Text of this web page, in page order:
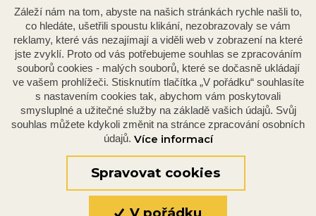
Náměstí Republiky 234/35, 301 00 Plzeň
© 2026 Oficiální stránky Plzeňské diecéze
Záleží nám na tom, abyste na našich stránkách rychle našli to,
co hledáte, ušetřili spoustu klikání, nezobrazovaly se vám
reklamy, které vás nezajímají a viděli web v zobrazení na které
jste zvyklí. Proto od vás potřebujeme souhlas se zpracováním
souborů cookies - malých souborů, které se dočasně ukládají
ve vašem prohlížeči. Stisknutím tlačítka „V pořádku“ souhlasíte
s nastavením cookies tak, abychom vám poskytovali
smysluplné a užitečné služby na základě vašich údajů. Svůj
souhlas můžete kdykoli změnit na stránce zpracování osobních
údajů. Více informací
Spravovat cookies
V pořádku